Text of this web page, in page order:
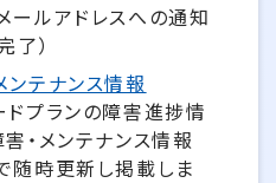
ールアドレスへの通知
了）
ンテナンス情報
ドプランの障害進捗情
・メンテナンス情報
随時更新し掲載しま